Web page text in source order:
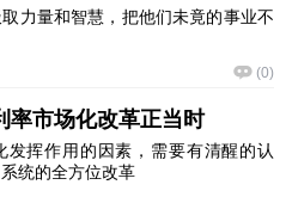
力量和智慧，把他们未竟的事业不
(0)
率市场化改革正当时
发挥作用的因素，需要有清醒的认
统的全方位改革